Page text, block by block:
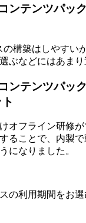
ンテンツパッ
の構築はしやすい
ぶなどにはあまり
ンテンツパッ
オフライン研修
ることで、内製で
になりました。
の利用期間をお